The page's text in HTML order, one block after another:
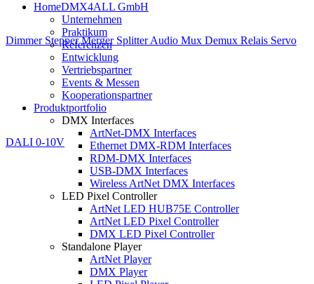
HomeDMX4ALL GmbH
Unternehmen
Praktikum
Referenzen
Entwicklung
Vertriebspartner
Events & Messen
Kooperationspartner
Produktportfolio
DMX Interfaces
ArtNet-DMX Interfaces
Ethernet DMX-RDM Interfaces
RDM-DMX Interfaces
USB-DMX Interfaces
Wireless ArtNet DMX Interfaces
LED Pixel Controller
ArtNet LED HUB75E Controller
ArtNet LED Pixel Controller
DMX LED Pixel Controller
Standalone Player
ArtNet Player
DMX Player